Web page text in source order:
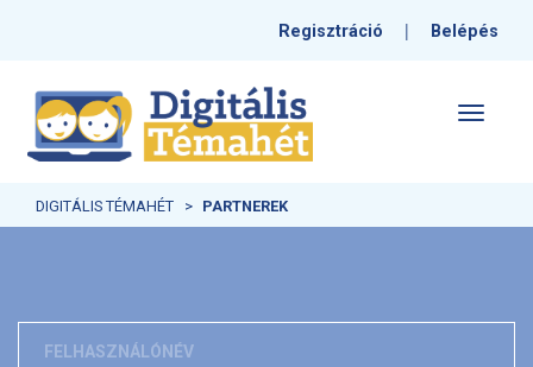
Regisztráció | Belépés
Toggle
DIGITÁLIS TÉMAHÉT PARTNEREK